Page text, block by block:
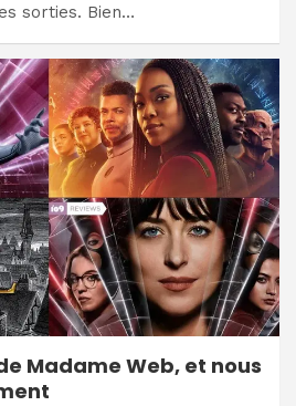
sorties. Bien…
Madame Web, et nous